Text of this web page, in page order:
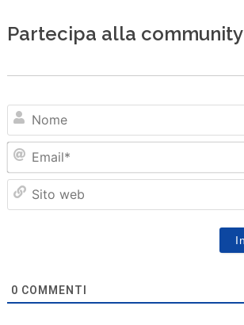
Partecipa alla community
0 COMMENTI